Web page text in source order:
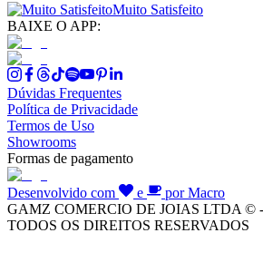
Muito Satisfeito
BAIXE O APP:
Dúvidas Frequentes
Política de Privacidade
Termos de Uso
Showrooms
Formas de pagamento
Desenvolvido com e
por Macro
GAMZ COMERCIO DE JOIAS LTDA © -
TODOS OS DIREITOS RESERVADOS